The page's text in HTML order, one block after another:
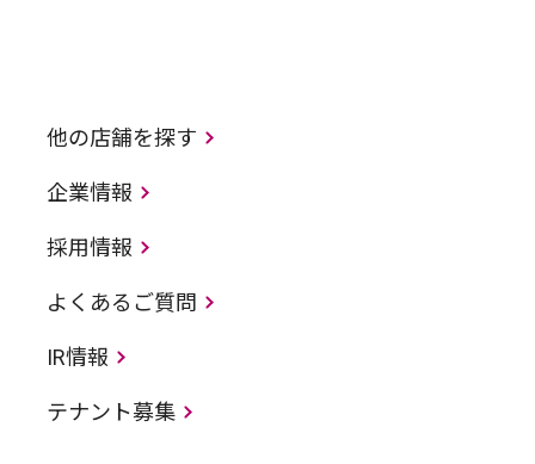
他の店舗を探す
企業情報
採用情報
よくあるご質問
IR情報
テナント募集